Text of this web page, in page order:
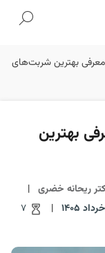
بهترین شربت‌های
بهترین
ریحانه خضری |
|
7